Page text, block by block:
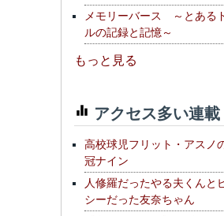
メモリーバース ～とある
ルの記録と記憶～
もっと見る
アクセス多い連載
高校球児フリット・アスノ
冠ナイン
人修羅だったやる夫くんと
シーだった友奈ちゃん